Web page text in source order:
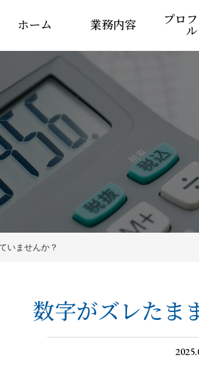
ホーム 業務内容 プロ
ル
いませんか？
数字がズレたま